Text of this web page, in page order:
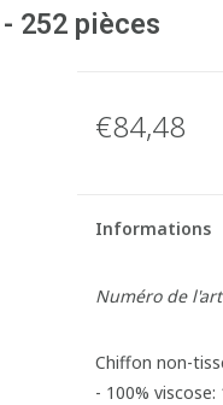
252 pièces
€84,48
Informations
Numéro de
Chiffon non-
- 100%